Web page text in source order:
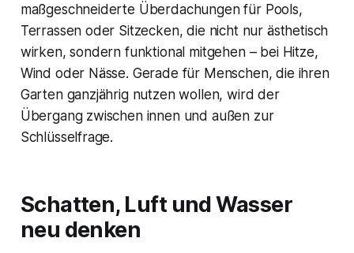
maßgeschneiderte Überdachungen für Pools,
Terrassen oder Sitzecken, die nicht nur ästhetisch
wirken, sondern funktional mitgehen – bei Hitze,
Wind oder Nässe. Gerade für Menschen, die ihren
Garten ganzjährig nutzen wollen, wird der
Übergang zwischen innen und außen zur
Schlüsselfrage.
Schatten, Luft und Wasser
neu denken